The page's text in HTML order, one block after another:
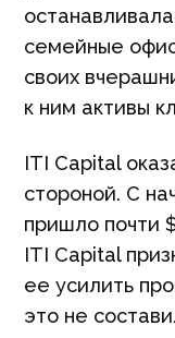
семейные
своих
к ним активы
ITI Capital
стороной. С
пришло почти
ITI Capital
ее усилить
это не